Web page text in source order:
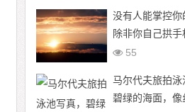
没有人能掌控你
除非你自己拱手
55
马尔代夫旅拍泳
碧绿的海面，像